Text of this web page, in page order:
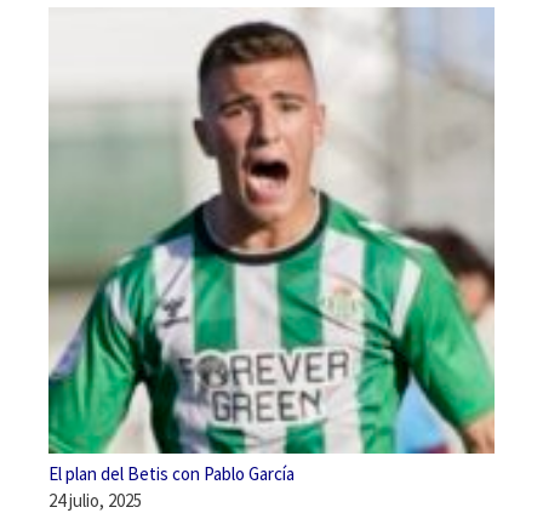
El plan del Betis con Pablo García
24 julio, 2025